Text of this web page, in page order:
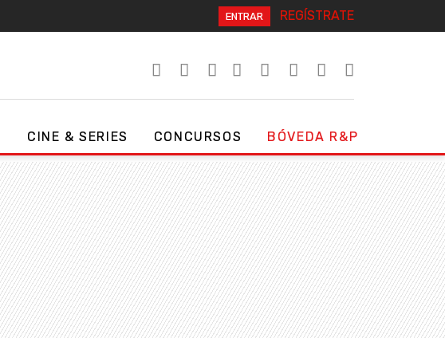
ENTRAR REGÍSTRATE
CINE & SERIES CONCURSOS BÓVEDA R&P